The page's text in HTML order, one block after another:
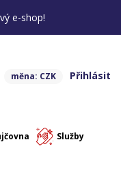
e-shop!
Přihlásit
měna: CZK
Služby